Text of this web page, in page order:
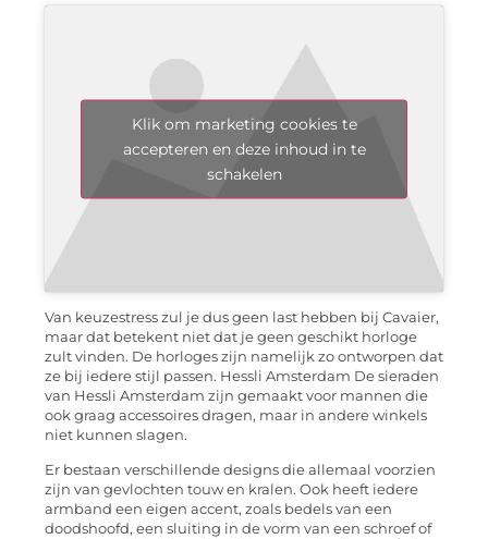
Klik om marketing cookies te
accepteren en deze inhoud in te
schakelen
Van keuzestress zul je dus geen last hebben bij Cavaier,
maar dat betekent niet dat je geen geschikt horloge
zult vinden. De horloges zijn namelijk zo ontworpen dat
ze bij iedere stijl passen. Hessli Amsterdam De sieraden
van Hessli Amsterdam zijn gemaakt voor mannen die
ook graag accessoires dragen, maar in andere winkels
niet kunnen slagen.
Er bestaan verschillende designs die allemaal voorzien
zijn van gevlochten touw en kralen. Ook heeft iedere
armband een eigen accent, zoals bedels van een
doodshoofd, een sluiting in de vorm van een schroef of